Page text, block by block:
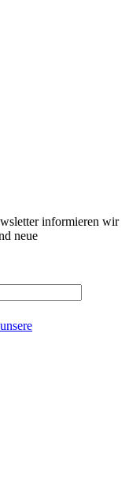
informieren wir
neue